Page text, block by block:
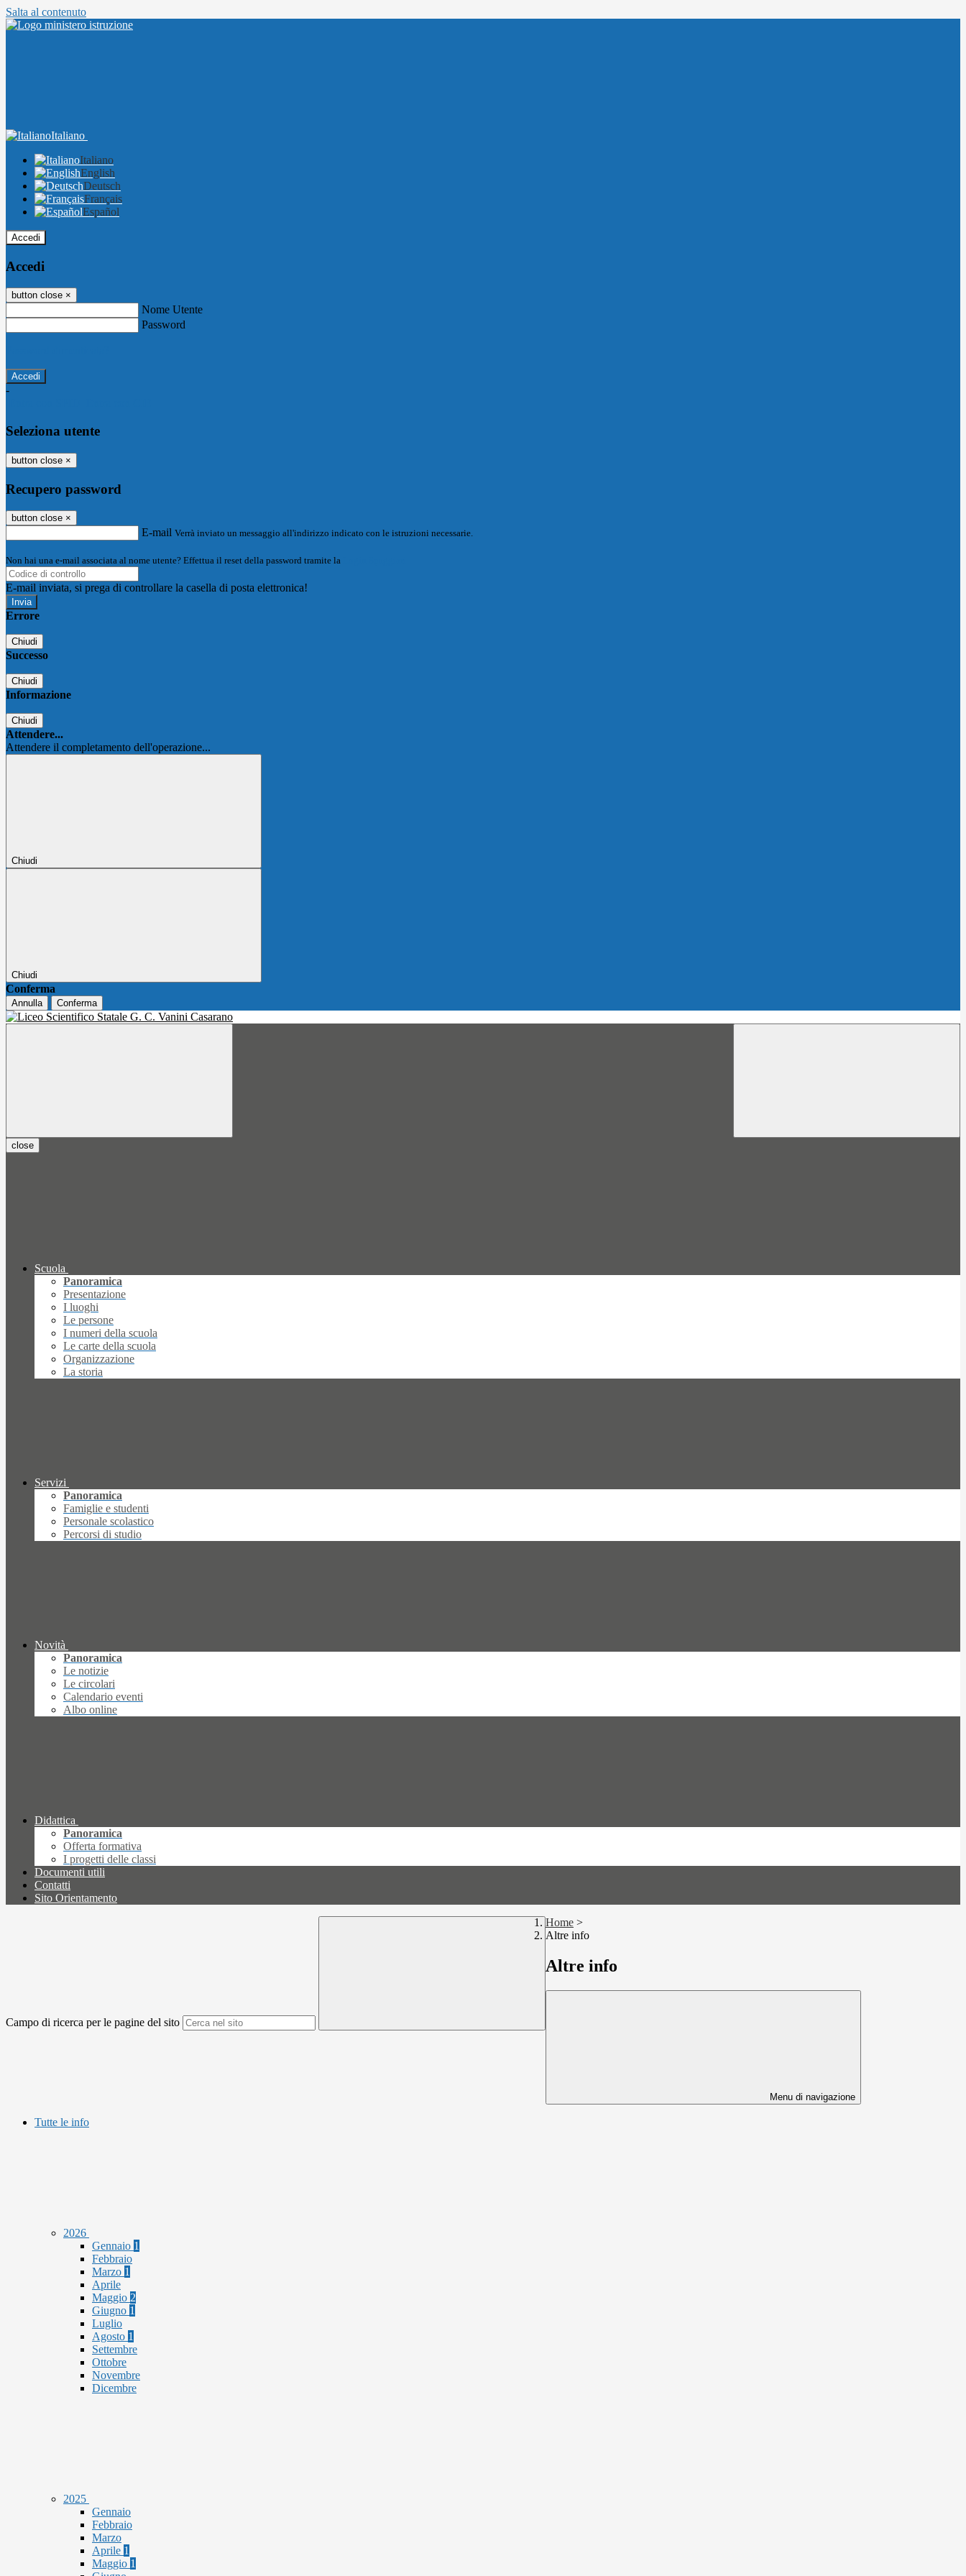
Salta al contenuto
Italiano
Italiano
English
Deutsch
Français
Español
Accedi
Accedi
button close ×
Nome Utente
Password
-
Seleziona utente
button close ×
Recupero password
button close ×
E-mail Verrà inviato un messaggio all'indirizzo indicato con le istruzioni necessarie.
Non hai una e-mail associata al nome utente? Effettua il reset della password tramite la
E-mail inviata, si prega di controllare la casella di posta elettronica!
Errore
Chiudi
Successo
Chiudi
Informazione
Chiudi
Attendere...
Attendere il completamento dell'operazione...
Chiudi
Chiudi
Conferma
Annulla Conferma
close
Scuola
Panoramica
Presentazione
I luoghi
Le persone
I numeri della scuola
Le carte della scuola
Organizzazione
La storia
Servizi
Panoramica
Famiglie e studenti
Personale scolastico
Percorsi di studio
Novità
Panoramica
Le notizie
Le circolari
Calendario eventi
Albo online
Didattica
Panoramica
Offerta formativa
I progetti delle classi
Documenti utili
Contatti
Sito Orientamento
Campo di ricerca per le pagine del sito
Home >
Altre info
Altre info
Menu di navigazione
Tutte le info
2026
Gennaio 1
Febbraio
Marzo 1
Aprile
Maggio 2
Giugno 1
Luglio
Agosto 1
Settembre
Ottobre
Novembre
Dicembre
2025
Gennaio
Febbraio
Marzo
Aprile 1
Maggio 1